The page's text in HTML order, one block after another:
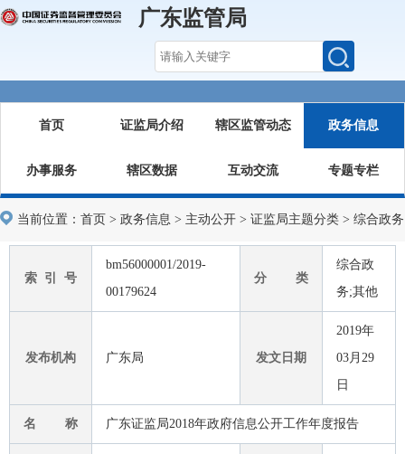
广东监管局
首页 证监局介绍 辖区监管动态 政务信息
办事服务 辖区数据 互动交流 专题专栏
当前位置： 首页 > 政务信息 > 主动公开 > 证监局主题分类 > 综合政务
索 引 号
bm56000001/2019-
00179624
分 类
综合政
务;其他
发布机构 广东局 发文日期
2019年
03月29
日
名 称 广东证监局2018年政府信息公开工作年度报告